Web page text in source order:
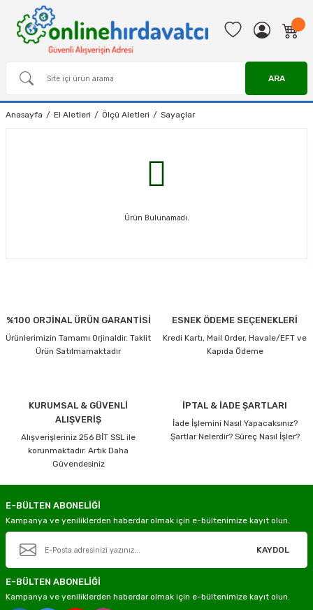
ARA
Anasayfa El Aletleri Ölçü Aletleri Sayaçlar
Ürün Bulunamadı.
%100 ORJİNAL ÜRÜN GARANTİSİ
Ürünlerimizin Tamamı Orjinaldir. Taklit
Ürün Satılmamaktadır
ESNEK ÖDEME SEÇENEKLERİ
Kredi Kartı, Mail Order, Havale/EFT ve
Kapıda Ödeme
KURUMSAL & GÜVENLİ
ALIŞVERİŞ
Alışverişleriniz 256 BİT SSL ile
korunmaktadır. Artık Daha
Güvendesiniz
İPTAL & İADE ŞARTLARI
İade İşlemini Nasıl Yapacaksınız?
Şartlar Nelerdir? Süreç Nasıl İşler?
E-BÜLTEN ABONELİĞİ
Kampanya ve yeniliklerden haberdar olmak için e-bültenimize kayıt olun.
KAYDOL
E-BÜLTEN ABONELİĞİ
Kampanya ve yeniliklerden haberdar olmak için e-bültenimize kayıt olun.